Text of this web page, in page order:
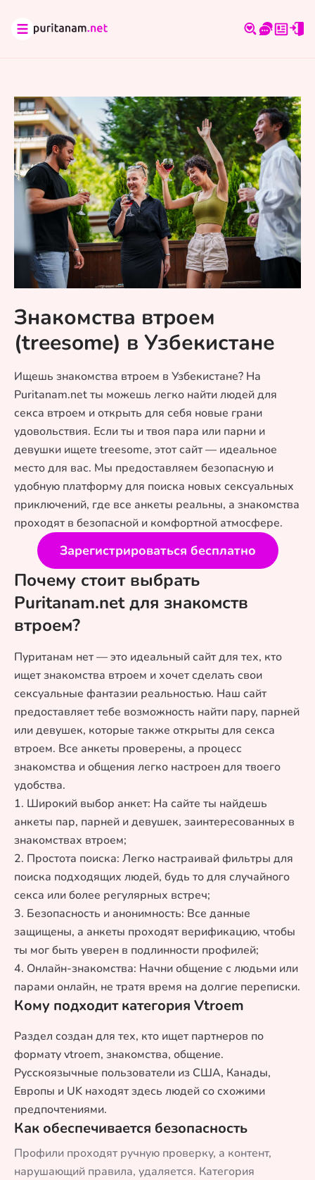
Знакомства втроем
(treesome) в Узбекистане
Ищешь знакомства втроем в Узбекистане? На
Puritanam.net ты можешь легко найти людей для
секса втроем и открыть для себя новые грани
удовольствия. Если ты и твоя пара или парни и
девушки ищете treesome, этот сайт — идеальное
место для вас. Мы предоставляем безопасную и
удобную платформу для поиска новых сексуальных
приключений, где все анкеты реальны, а знакомства
проходят в безопасной и комфортной атмосфере.
Зарегистрироваться бесплатно
Почему стоит выбрать
Puritanam.net для знакомств
втроем?
Пуританам нет — это идеальный сайт для тех, кто
ищет знакомства втроем и хочет сделать свои
сексуальные фантазии реальностью. Наш сайт
предоставляет тебе возможность найти пару, парней
или девушек, которые также открыты для секса
втроем. Все анкеты проверены, а процесс
знакомства и общения легко настроен для твоего
удобства.
1. Широкий выбор анкет: На сайте ты найдешь
анкеты пар, парней и девушек, заинтересованных в
знакомствах втроем;
2. Простота поиска: Легко настраивай фильтры для
поиска подходящих людей, будь то для случайного
секса или более регулярных встреч;
3. Безопасность и анонимность: Все данные
защищены, а анкеты проходят верификацию, чтобы
ты мог быть уверен в подлинности профилей;
4. Онлайн-знакомства: Начни общение с людьми или
парами онлайн, не тратя время на долгие переписки.
Кому подходит категория Vtroem
Раздел создан для тех, кто ищет партнеров по
формату vtroem, знакомства, общение.
Русскоязычные пользователи из США, Канады,
Европы и UK находят здесь людей со схожими
предпочтениями.
Как обеспечивается безопасность
Профили проходят ручную проверку, а контент,
нарушающий правила, удаляется. Категория